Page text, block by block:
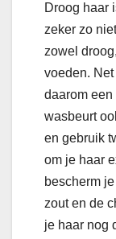
Droog haar
zeker zo
zowel
voeden.
daarom
wasbeurt
en gebruik
om je haar
bescherm
zout en de
je haar nog